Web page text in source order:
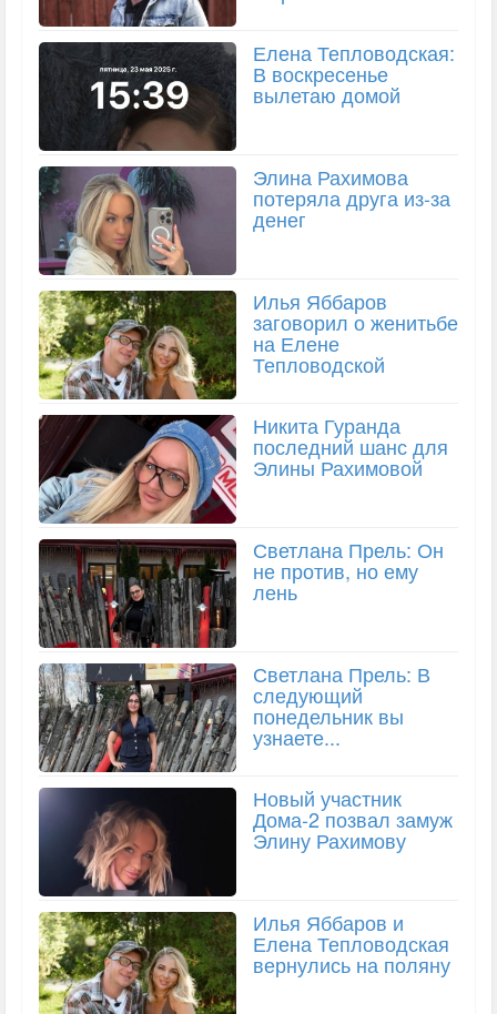
Елена Тепловодская:
В воскресенье
вылетаю домой
Элина Рахимова
потеряла друга из-за
денег
Илья Яббаров
заговорил о женитьбе
на Елене
Тепловодской
Никита Гуранда
последний шанс для
Элины Рахимовой
Светлана Прель: Он
не против, но ему
лень
Светлана Прель: В
следующий
понедельник вы
узнаете...
Новый участник
Дома-2 позвал замуж
Элину Рахимову
Илья Яббаров и
Елена Тепловодская
вернулись на поляну